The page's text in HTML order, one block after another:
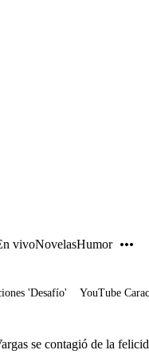
vivoNovelasHumor
'Desafío' YouTube
se contagió de la